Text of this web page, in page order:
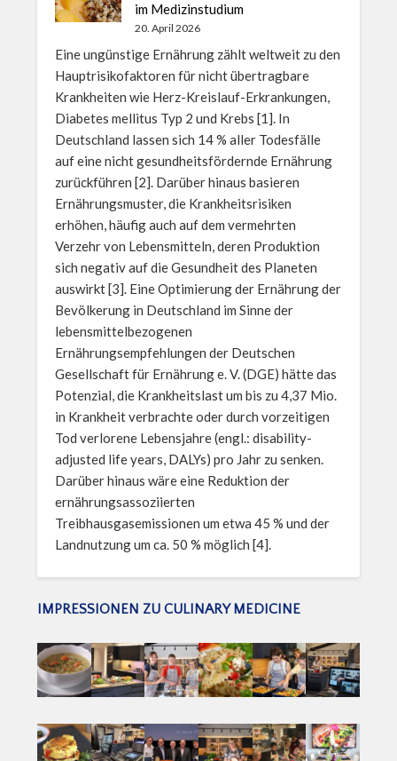
im Medizinstudium
20. April 2026
Eine ungünstige Ernährung zählt weltweit zu den
Hauptrisikofaktoren für nicht übertragbare
Krankheiten wie Herz-Kreislauf-Erkrankungen,
Diabetes mellitus Typ 2 und Krebs [1]. In
Deutschland lassen sich 14 % aller Todesfälle
auf eine nicht gesundheitsfördernde Ernährung
zurückführen [2]. Darüber hinaus basieren
Ernährungsmuster, die Krankheitsrisiken
erhöhen, häufig auch auf dem vermehrten
Verzehr von Lebensmitteln, deren Produktion
sich negativ auf die Gesundheit des Planeten
auswirkt [3]. Eine Optimierung der Ernährung der
Bevölkerung in Deutschland im Sinne der
lebensmittelbezogenen
Ernährungsempfehlungen der Deutschen
Gesellschaft für Ernährung e. V. (DGE) hätte das
Potenzial, die Krankheitslast um bis zu 4,37 Mio.
in Krankheit verbrachte oder durch vorzeitigen
Tod verlorene Lebensjahre (engl.: disability-
adjusted life years, DALYs) pro Jahr zu senken.
Darüber hinaus wäre eine Reduktion der
ernährungsassoziierten
Treibhausgasemissionen um etwa 45 % und der
Landnutzung um ca. 50 % möglich [4].
IMPRESSIONEN ZU CULINARY MEDICINE